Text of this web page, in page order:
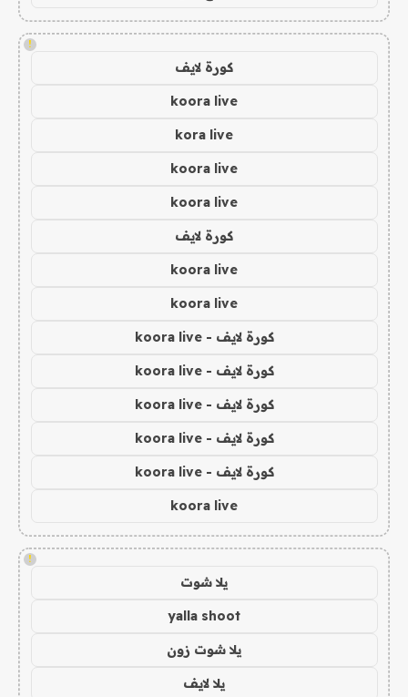
!
كورة لايف
koora live
kora live
koora live
koora live
كورة لايف
koora live
koora live
كورة لايف - koora live
كورة لايف - koora live
كورة لايف - koora live
كورة لايف - koora live
كورة لايف - koora live
koora live
!
يلا شوت
yalla shoot
يلا شوت زون
يلا لايف